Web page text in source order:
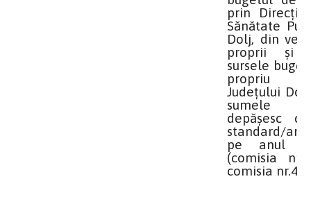
prin
Sănătate
Dolj, din
proprii şi
sursele
propriu
Județului
sumele
depăşesc
standard/an/
pe anul
(comisia
comisia nr.4)